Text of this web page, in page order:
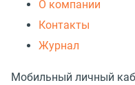
О компании
Контакты
Журнал
Мобильный личный